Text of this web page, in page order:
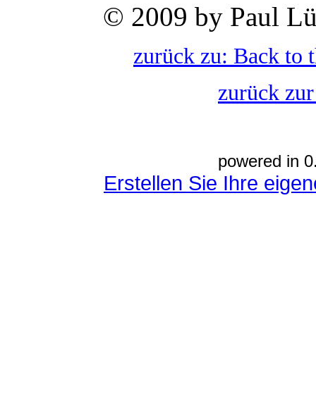
© 2009 by Paul
zurück zu: Back to
zurück
powered in
Erstellen Sie Ihre